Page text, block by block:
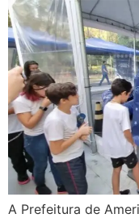
A Prefeitura de